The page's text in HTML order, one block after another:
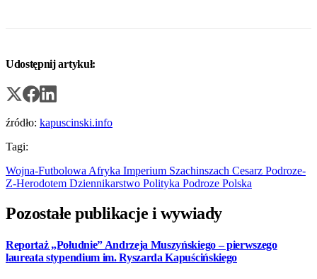
Udostępnij artykuł:
źródło: kapuscinski.info
Tagi:
Wojna-Futbolowa Afryka Imperium Szachinszach Cesarz Podroze-
Z-Herodotem Dziennikarstwo Polityka Podroze Polska
Pozostałe publikacje i wywiady
Reportaż „Południe” Andrzeja Muszyńskiego – pierwszego
laureata stypendium im. Ryszarda Kapuścińskiego